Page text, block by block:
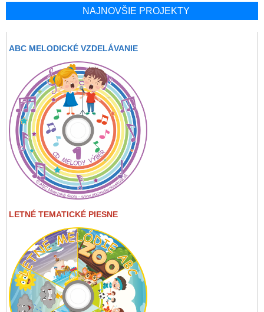
NAJNOVŠIE PROJEKTY
ABC MELODICKÉ VZDELÁVANIE
LETNÉ TEMATICKÉ PIESNE